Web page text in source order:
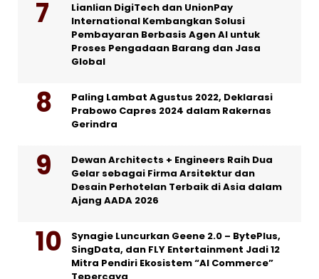
Lianlian DigiTech dan UnionPay
International Kembangkan Solusi
Pembayaran Berbasis Agen AI untuk
Proses Pengadaan Barang dan Jasa
Global
Paling Lambat Agustus 2022, Deklarasi
Prabowo Capres 2024 dalam Rakernas
Gerindra
Dewan Architects + Engineers Raih Dua
Gelar sebagai Firma Arsitektur dan
Desain Perhotelan Terbaik di Asia dalam
Ajang AADA 2026
Synagie Luncurkan Geene 2.0 – BytePlus,
SingData, dan FLY Entertainment Jadi 12
Mitra Pendiri Ekosistem “AI Commerce”